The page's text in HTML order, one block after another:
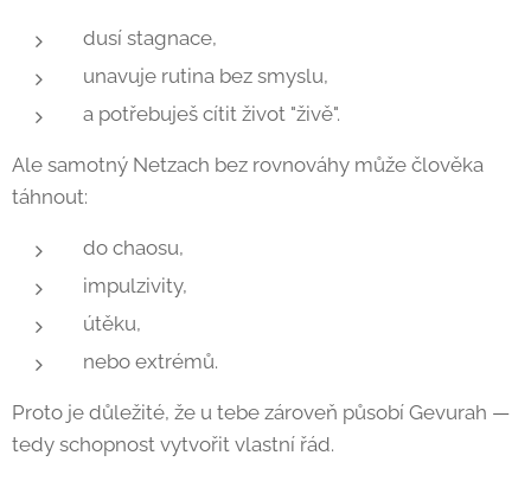
dusí stagnace,
unavuje rutina bez smyslu,
a potřebuješ cítit život "živě".
Ale samotný Netzach bez rovnováhy může člověka
táhnout:
do chaosu,
impulzivity,
útěku,
nebo extrémů.
Proto je důležité, že u tebe zároveň působí Gevurah —
tedy schopnost vytvořit vlastní řád.